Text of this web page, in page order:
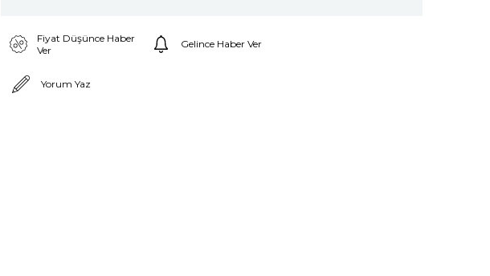
Fiyat Düşünce Haber
Ver
Gelince Haber Ver
Yorum Yaz